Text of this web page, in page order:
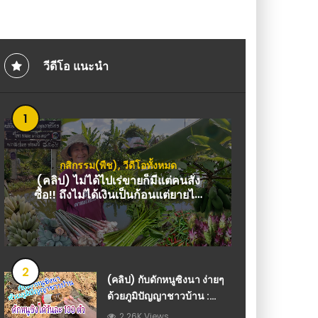
วีดีโอ แนะนำ
1
กสิกรรม(พืช),วีดีโอทั้งหมด
(คลิป) ไม่ได้ไปเร่ขายก็มีแต่คนสั่ง
ซื้อ!! ถึงไม่ได้เงินเป็นก้อนแต่ยายได้
ทุกวันนะจ้ะ!! สุขใจเหลือเฟือ : วีดีโอ
เกษตร
2
(คลิป) กับดักหนูซิงนา ง่ายๆ
ด้วยภูมิปัญญาชาวบ้าน :
วีดีโอ เกษตร